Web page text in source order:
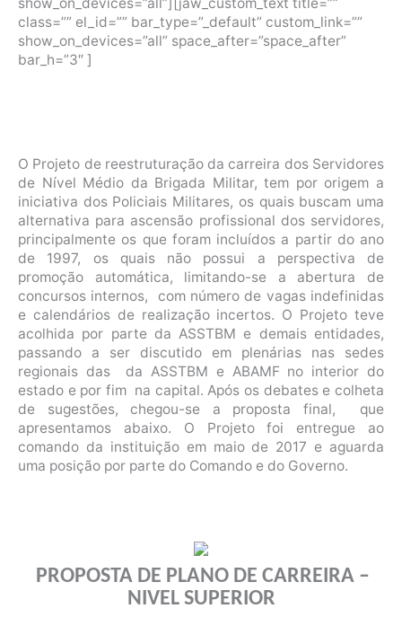
class=”” el_id=”” bar_type=”_default” custom_link=””
show_on_devices=”all” space_after=”space_after”
bar_h=”3″ ]
O Projeto de reestruturação da carreira dos Servidores
de Nível Médio da Brigada Militar, tem por origem a
iniciativa dos Policiais Militares, os quais buscam uma
alternativa para ascensão profissional dos servidores,
principalmente os que foram incluídos a partir do ano
de 1997, os quais não possui a perspectiva de
promoção automática, limitando-se a abertura de
concursos internos, com número de vagas indefinidas
e calendários de realização incertos. O Projeto teve
acolhida por parte da ASSTBM e demais entidades,
passando a ser discutido em plenárias nas sedes
regionais das da ASSTBM e ABAMF no interior do
estado e por fim na capital. Após os debates e colheta
de sugestões, chegou-se a proposta final, que
apresentamos abaixo. O Projeto foi entregue ao
comando da instituição em maio de 2017 e aguarda
uma posição por parte do Comando e do Governo.
PROPOSTA DE PLANO DE CARREIRA –
NIVEL SUPERIOR